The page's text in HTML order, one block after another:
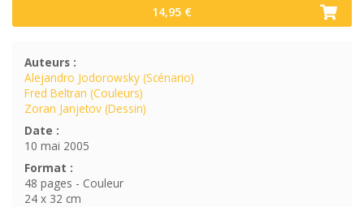
14,95 €
Auteurs :
Alejandro Jodorowsky (Scénario)
Fred Beltran (Couleurs)
Zoran Janjetov (Dessin)
Date :
10 mai 2005
Format :
48 pages - Couleur
24 x 32 cm